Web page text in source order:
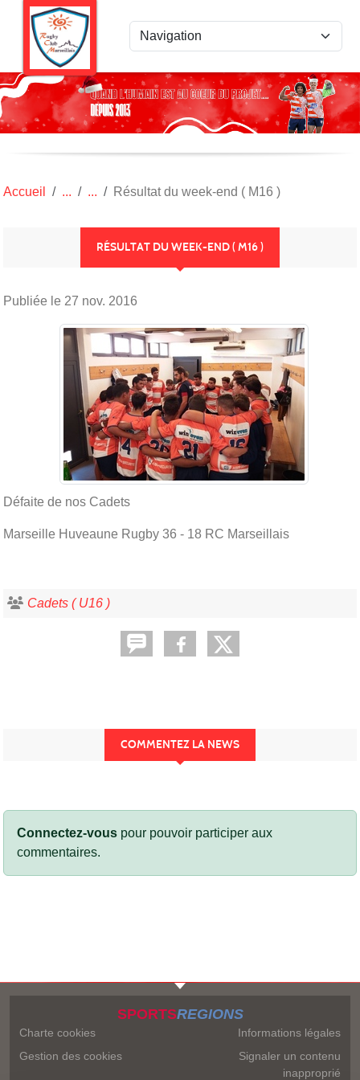
Accueil Résultat du week-end ( M16 )
RÉSULTAT DU WEEK-END ( M16 )
Publiée le 27 nov. 2016
Défaite de nos Cadets
Marseille Huveaune Rugby 36 - 18 RC Marseillais
Cadets ( U16 )
COMMENTEZ LA NEWS
Connectez-vous pour pouvoir participer aux
commentaires.
SPORTSREGIONS
Charte cookies
Gestion des cookies
Informations légales
Signaler un contenu
inapproprié
Panneau de gestion des cookies